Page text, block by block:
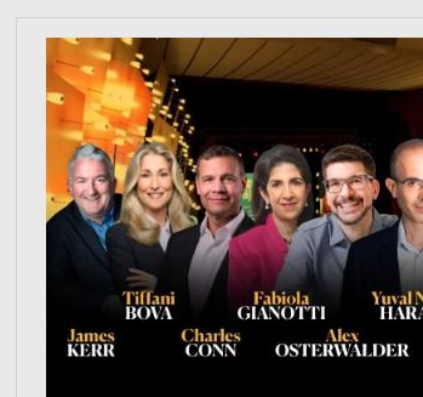
https://tinyurl.com/363fvfm9